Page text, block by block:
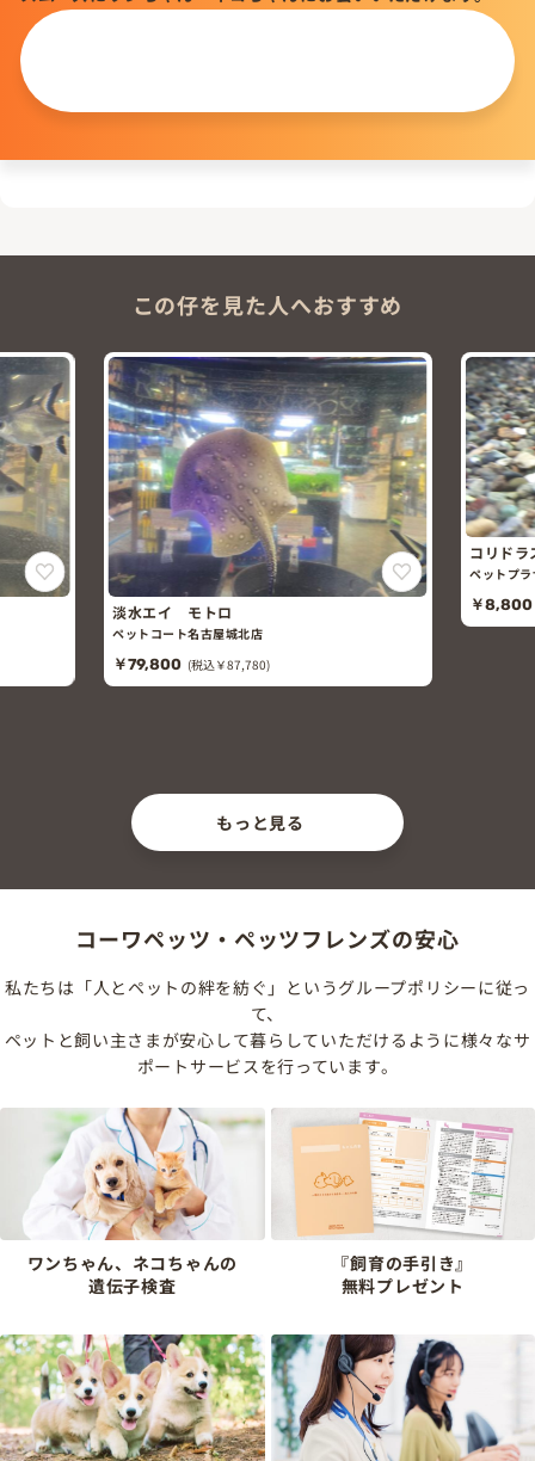
この仔を見た人へおすすめ
コリドラスビーコンコロール
ペットプラザ一宮今伊勢店
￥8,800
もっと見る
コーワペッツ・ペッツフレンズの安心
私たちは「人とペットの絆を紡ぐ」というグループポリシーに従っ
て、
ペットと飼い主さまが安心して暮らしていただけるように様々なサ
ポートサービスを行っています。
ワンちゃん、ネコちゃんの
遺伝子検査
『飼育の手引き』
無料プレゼント